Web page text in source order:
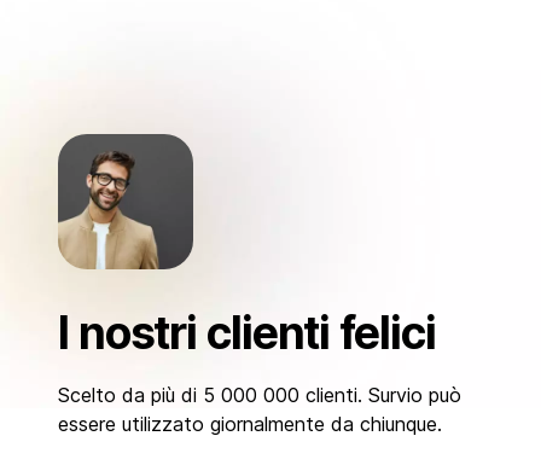
I nostri clienti felici
Scelto da più di 5 000 000 clienti. Survio può
essere utilizzato giornalmente da chiunque.